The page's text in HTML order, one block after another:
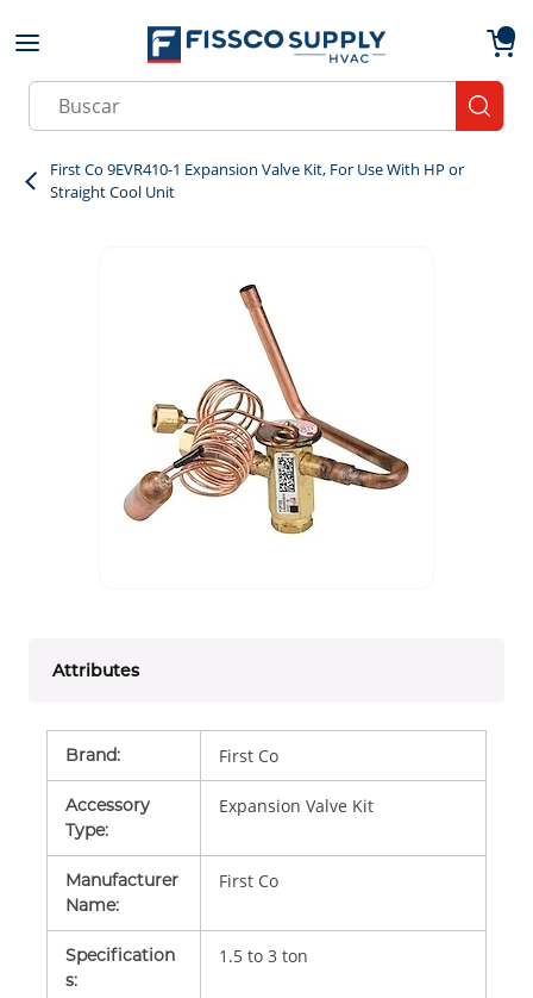
Skip to main content
Site Search
First Co 9EVR410-1 Expansion Valve Kit, For Use With HP or
Straight Cool Unit
Attributes
Brand: First Co
Accessory
Type:
Expansion Valve Kit
Manufacturer
Name:
First Co
Specification
s:
1.5 to 3 ton